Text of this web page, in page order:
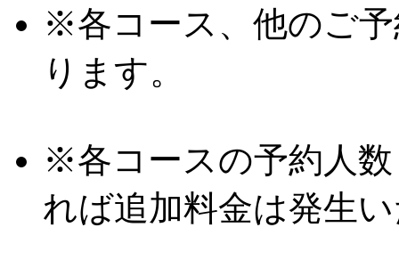
※各コース、他のご
ります。
※各コースの予約人
れば追加料金は発生